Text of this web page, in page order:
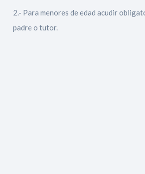
2.- Para menores de edad acudir
padre o tutor.